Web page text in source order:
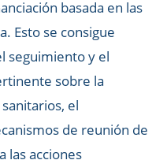
basada en las
Esto se consigue
seguimiento y el
sobre la
el
de reunión de
las acciones